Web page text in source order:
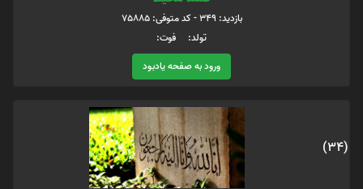
بازدید: 349 - کد متوفی: 75885
تولد: فوت:
ورود به صفحه یادبود
(34)